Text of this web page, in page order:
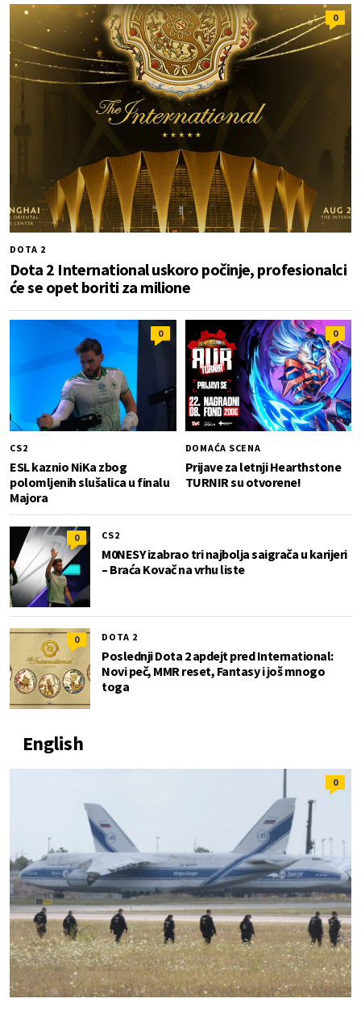
0
DOTA 2
Dota 2 International uskoro počinje, profesionalci
će se opet boriti za milione
0
CS2
ESL kaznio NiKa zbog
polomljenih slušalica u finalu
Majora
0
DOMAĆA SCENA
Prijave za letnji Hearthstone
TURNIR su otvorene!
0 CS2
M0NESY izabrao tri najbolja saigrača u karijeri
– Braća Kovač na vrhu liste
0 DOTA 2
Poslednji Dota 2 apdejt pred International:
Novi peč, MMR reset, Fantasy i još mnogo
toga
English
0